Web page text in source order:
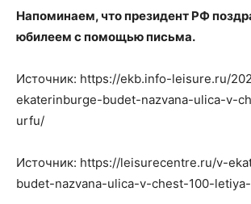
Напоминаем, что президент РФ
юбилеем с помощью письма.
Источник: https://ekb.info-leisure.ru/
ekaterinburge-budet-nazvana-ulica-v-
urfu/
Источник: https://leisurecentre.ru/v-
budet-nazvana-ulica-v-chest-100-